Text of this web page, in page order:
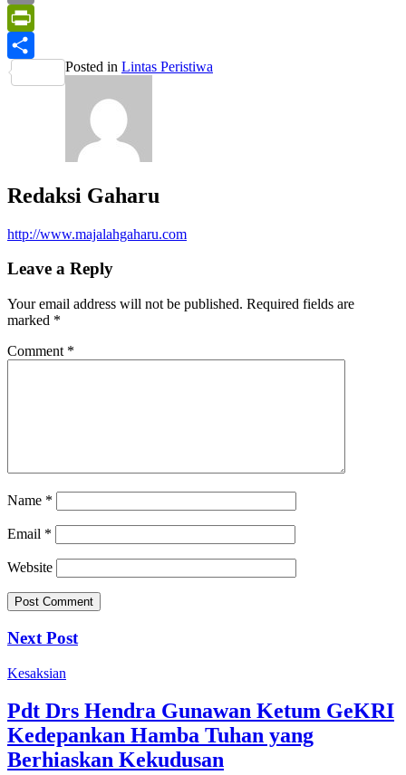
Print
PrintFriendly
Share
Posted in Lintas Peristiwa
Redaksi Gaharu
http://www.majalahgaharu.com
Leave a Reply
Your email address will not be published. Required fields are
marked *
Comment *
Name *
Email *
Website
Next Post
Kesaksian
Pdt Drs Hendra Gunawan Ketum GeKRI
Kedepankan Hamba Tuhan yang
Berhiaskan Kekudusan